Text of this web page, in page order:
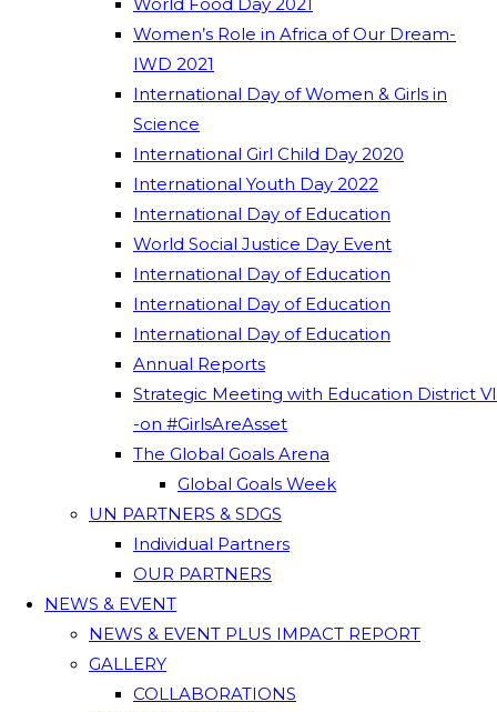
Women’s Role in Africa of Our Dream-
IWD 2021
International Day of Women & Girls in
Science
International Girl Child Day 2020
International Youth Day 2022
International Day of Education
World Social Justice Day Event
International Day of Education
International Day of Education
International Day of Education
Annual Reports
Strategic Meeting with Education District VI
-on #GirlsAreAsset
The Global Goals Arena
Global Goals Week
UN PARTNERS & SDGS
Individual Partners
OUR PARTNERS
NEWS & EVENT
NEWS & EVENT PLUS IMPACT REPORT
GALLERY
COLLABORATIONS